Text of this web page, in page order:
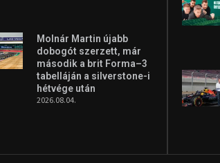
Molnár Martin újabb
dobogót szerzett, már
második a brit Forma–3
tabelláján a silverstone-i
hétvége után
2026.08.04.